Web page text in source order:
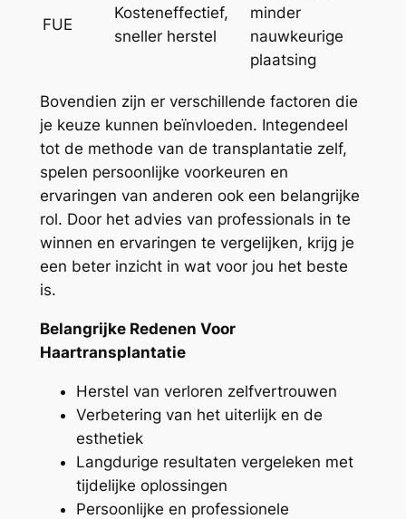
FUE
Kosteneffectief,
sneller herstel
minder
nauwkeurige
plaatsing
Bovendien zijn er verschillende factoren die
je keuze kunnen beïnvloeden. Integendeel
tot de methode van de transplantatie zelf,
spelen persoonlijke voorkeuren en
ervaringen van anderen ook een belangrijke
rol. Door het advies van professionals in te
winnen en ervaringen te vergelijken, krijg je
een beter inzicht in wat voor jou het beste
is.
Belangrijke Redenen Voor
Haartransplantatie
Herstel van verloren zelfvertrouwen
Verbetering van het uiterlijk en de
esthetiek
Langdurige resultaten vergeleken met
tijdelijke oplossingen
Persoonlijke en professionele